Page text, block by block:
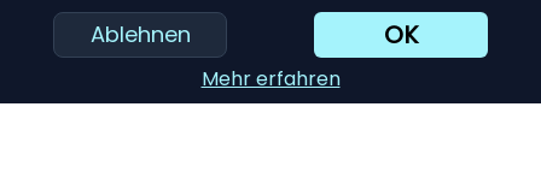
Ablehnen OK
Mehr erfahren
Anzahl der Brenner:
Mehr Brenner bieten mehr
Flexibilität. Berücksichtigen Sie Ihre Kochgewohnheiten -
kochen Sie oft mehrere Gerichte gleichzeitig?
Ofenkapazität: